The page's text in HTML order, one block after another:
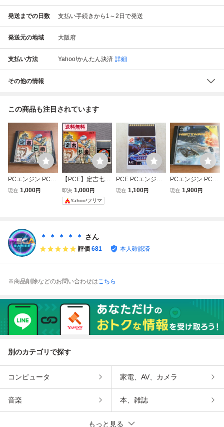
発送までの日数 支払い手続きから1～2日で発送
発送元の地域 大阪府
支払い方法 Yahoo!かんたん決済 詳細
その他の情報
この商品も注目されています
PCエンジン PCE
Huカード 定吉七
現在 1,000円
送料無料
【PCE】定吉七番
秀吉の黄金 PCエ
ンジン Huカード
箱無し
即決 1,000円
Yahoo!フリマ
PCE PCエンジン
Huカード GRADI
現在 1,100円
PCエンジン PCE
Huカード ネクタ
現在 1,900円
＊ ＊ ＊ ＊ ＊ さん
評価 681 本人確認済
※商品削除などのお問い合わせはこちら
別のカテゴリで探す
コンピュータ 家電、AV、カメラ
音楽 本、雑誌
もっと見る